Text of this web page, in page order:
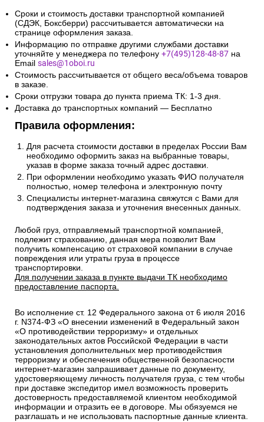
Сроки и стоимость доставки транспортной компанией
(СДЭК, Боксберри) рассчитывается автоматически на
странице оформления заказа.
Информацию по отправке другими службами доставки
уточняйте у менеджера по телефону +7(495)128-48-87 на
Email sales@1oboi.ru
Стоимость рассчитывается от общего веса/объема товаров
в заказе.
Сроки отгрузки товара до пункта приема ТК: 1-3 дня.
Доставка до транспортных компаний — Бесплатно
Правила оформления:
Для расчета стоимости доставки в пределах России Вам
необходимо оформить заказ на выбранные товары,
указав в форме заказа точный адрес доставки.
При оформлении необходимо указать ФИО получателя
полностью, номер телефона и электронную почту
Специалисты интернет-магазина свяжутся с Вами для
подтверждения заказа и уточнения внесенных данных.
Любой груз, отправляемый транспортной компанией,
подлежит страхованию, данная мера позволит Вам
получить компенсацию от страховой компании в случае
повреждения или утраты груза в процессе
транспортировки.
Для получении заказа в пункте выдачи ТК необходимо
предоставление паспорта.
Во исполнение ст. 12 Федерального закона от 6 июля 2016
г. N374-ФЗ «О внесении изменений в Федеральный закон
«О противодействии терроризму» и отдельных
законодательных актов Российской Федерации в части
установления дополнительных мер противодействия
терроризму и обеспечения общественной безопасности
интернет-магазин запрашивает данные по документу,
удостоверяющему личность получателя груза, с тем чтобы
при доставке экспедитор имел возможность проверить
достоверность предоставляемой клиентом необходимой
информации и отразить ее в договоре. Мы обязуемся не
разглашать и не использовать паспортные данные клиента.